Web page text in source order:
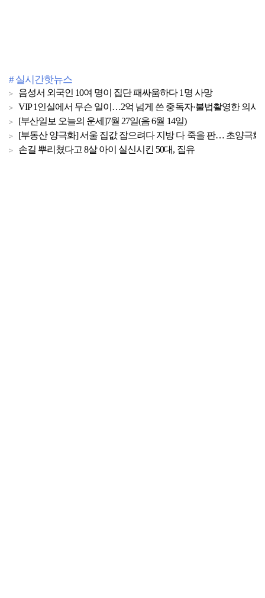
# 실시간핫뉴스
음성서 외국인 10여 명이 집단 패싸움하다 1명 사망
VIP 1인실에서 무슨 일이…2억 넘게 쓴 중독자·불법촬영한 의사
[부산일보 오늘의 운세]7월 27일(음 6월 14일)
[부동산 양극화] 서울 집값 잡으려다 지방 다 죽을 판… 초양극화
손길 뿌리쳤다고 8살 아이 실신시킨 50대, 집유